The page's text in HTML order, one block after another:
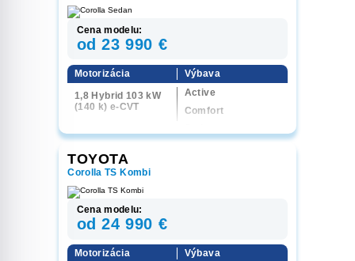
Cena modelu:
od 23 990 €
Motorizácia
1,8 Hybrid 103 kW
(140 k) e-CVT
Výbava
Active
Comfort
TOYOTA
Corolla TS Kombi
Cena modelu:
od 24 990 €
Motorizácia
Výbava